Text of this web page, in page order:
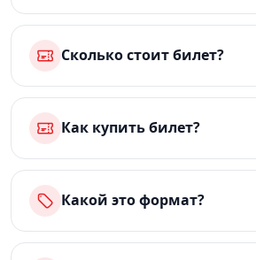
Сколько стоит билет?
Как купить билет?
Какой это формат?